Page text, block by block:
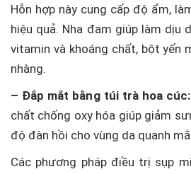
Hỗn hợp này cung cấp độ ẩm,
hiệu quả. Nha đam giúp làm dịu
vitamin và khoáng chất, bột yến
nhàng.
– Đắp mắt bằng túi trà hoa cúc:
chất chống oxy hóa giúp giảm
độ đàn hồi cho vùng da quanh
Các phương pháp điều trị sụp